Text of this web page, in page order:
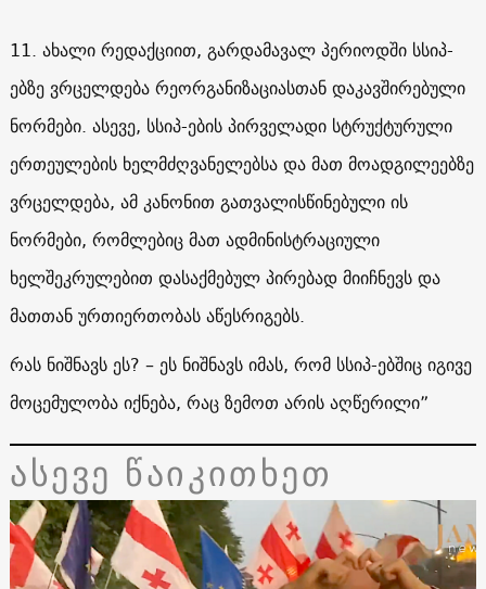
11. ახალი რედაქციით, გარდამავალ პერიოდში სსიპ-
ებზე ვრცელდება რეორგანიზაციასთან დაკავშირებული
ნორმები. ასევე, სსიპ-ების პირველადი სტრუქტურული
ერთეულების ხელმძღვანელებსა და მათ მოადგილეებზე
ვრცელდება, ამ კანონით გათვალისწინებული ის
ნორმები, რომლებიც მათ ადმინისტრაციული
ხელშეკრულებით დასაქმებულ პირებად მიიჩნევს და
მათთან ურთიერთობას აწესრიგებს.
რას ნიშნავს ეს? – ეს ნიშნავს იმას, რომ სსიპ-ებშიც იგივე
მოცემულობა იქნება, რაც ზემოთ არის აღწერილი”
ასევე წაიკითხეთ